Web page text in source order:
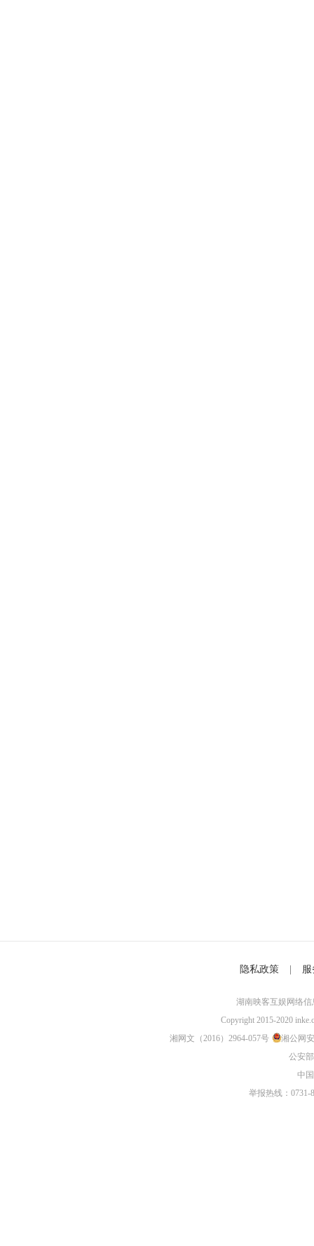
隐私政策
湖南映客互娱网络
Copyright 2015-2020
湘网文（2016）2964-057号
湘公网
公安
中
举报热线：0731-